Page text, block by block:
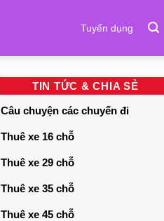
Tuyển dụng
TIN TỨC & CHIA SẺ
Câu chuyện các chuyến đi
Thuê xe 16 chỗ
Thuê xe 29 chỗ
Thuê xe 35 chỗ
Thuê xe 45 chỗ